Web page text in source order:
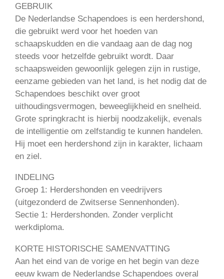
GEBRUIK
De Nederlandse Schapendoes is een herdershond,
die gebruikt werd voor het hoeden van
schaapskudden en die vandaag aan de dag nog
steeds voor hetzelfde gebruikt wordt. Daar
schaapsweiden gewoonlijk gelegen zijn in rustige,
eenzame gebieden van het land, is het nodig dat de
Schapendoes beschikt over groot
uithoudingsvermogen, beweeglijkheid en snelheid.
Grote springkracht is hierbij noodzakelijk, evenals
de intelligentie om zelfstandig te kunnen handelen.
Hij moet een herdershond zijn in karakter, lichaam
en ziel.
INDELING
Groep 1: Herdershonden en veedrijvers
(uitgezonderd de Zwitserse Sennenhonden).
Sectie 1: Herdershonden. Zonder verplicht
werkdiploma.
KORTE HISTORISCHE SAMENVATTING
Aan het eind van de vorige en het begin van deze
eeuw kwam de Nederlandse Schapendoes overal